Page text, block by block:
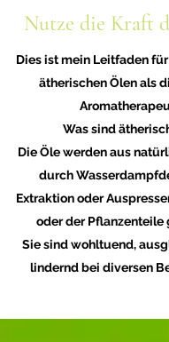
Nutze die Kraft
Dies ist mein Leitfaden
ätherischen Ölen als
Was sind
Die Öle werden aus
durch
Extraktionoder
oder der Pflanzenteile
Sie sind wohltuend,
lindernd bei diversen